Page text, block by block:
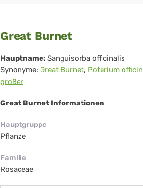
Great
Burnet
Great Burnet
Hauptname: Sanguisorba officinalis
Synonyme: Great Burnet, Poterium
großer
Great Burnet Informationen
Hauptgruppe
Pflanze
Familie
Rosaceae